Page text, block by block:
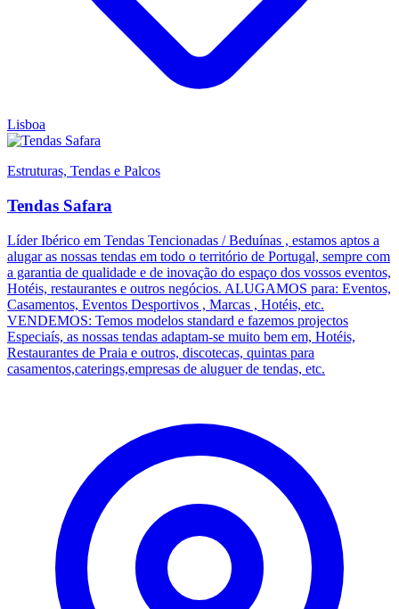
Lisboa
Estruturas, Tendas e Palcos
Tendas Safara
Líder Ibérico em Tendas Tencionadas / Beduínas , estamos aptos a
alugar as nossas tendas em todo o território de Portugal, sempre com
a garantia de qualidade e de inovação do espaço dos vossos eventos,
Hotéis, restaurantes e outros negócios. ALUGAMOS para: Eventos,
Casamentos, Eventos Desportivos , Marcas , Hotéis, etc.
VENDEMOS: Temos modelos standard e fazemos projectos
Especiaís, as nossas tendas adaptam-se muito bem em, Hotéis,
Restaurantes de Praia e outros, discotecas, quintas para
casamentos,caterings,empresas de aluguer de tendas, etc.